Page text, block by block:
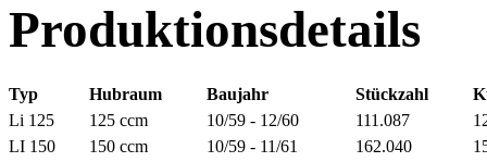
Produktionsdetails
Typ Hubraum Baujahr Stückzahl
Li 125
125 ccm 10/59 - 12/60 111.087
LI 150
150 ccm 10/59 - 11/61 162.040